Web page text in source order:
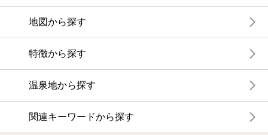
地図から探す
特徴から探す
温泉地から探す
関連キーワードから探す